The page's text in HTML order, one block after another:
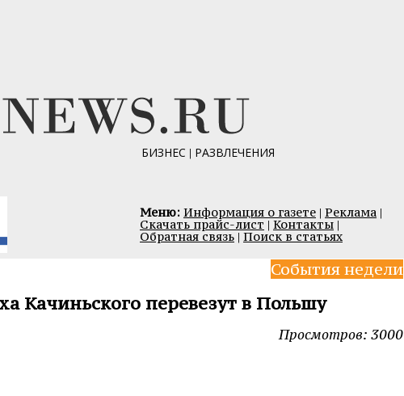
БИЗНЕС | РАЗВЛЕЧЕНИЯ
Меню: Информация о газете | Реклама |
Скачать прайс-лист | Контакты |
Обратная связь | Поиск в статьях
События недели
Качиньского перевезут в Польшу
Просмотров: 3000